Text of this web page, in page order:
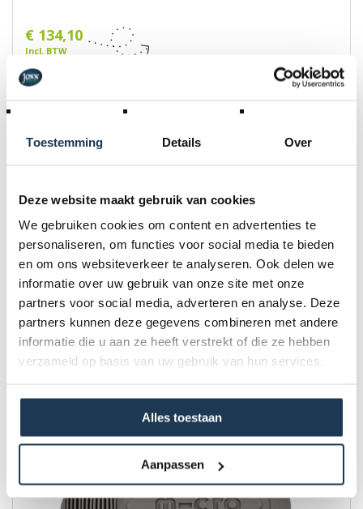
Toestemming Details Over
Deze website maakt gebruik van cookies
We gebruiken cookies om content en advertenties te
personaliseren, om functies voor social media te bieden
en om ons websiteverkeer te analyseren. Ook delen we
informatie over uw gebruik van onze site met onze
partners voor social media, adverteren en analyse. Deze
partners kunnen deze gegevens combineren met andere
informatie die u aan ze heeft verstrekt of die ze hebben
verzameld op basis van uw gebruik van hun services.
Alles toestaan
Aanpassen
€ 134,10
Incl. BTW
€ 149,00
Micro Rem
Merk: Micro
Incl. BTW